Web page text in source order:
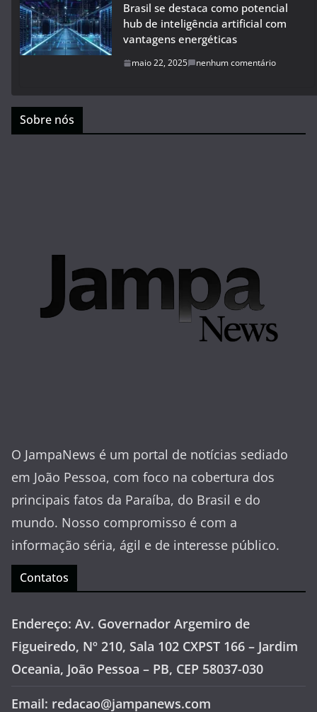
Brasil se destaca como potencial
hub de inteligência artificial com
vantagens energéticas
maio 22, 2025 nenhum comentário
Sobre nós
O JampaNews é um portal de notícias sediado
em João Pessoa, com foco na cobertura dos
principais fatos da Paraíba, do Brasil e do
mundo. Nosso compromisso é com a
informação séria, ágil e de interesse público.
Contatos
Endereço: Av. Governador Argemiro de
Figueiredo, Nº 210, Sala 102 CXPST 166 – Jardim
Oceania, João Pessoa – PB, CEP 58037-030
Email: redacao@jampanews.com